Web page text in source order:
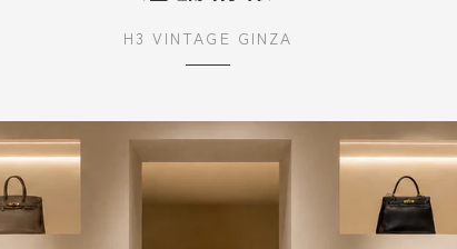
H3 VINTAGE GINZA